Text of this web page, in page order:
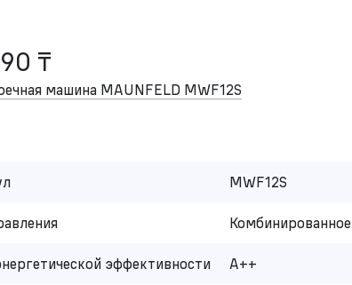
₸
машина MAUNFELD MWF12S
MWF12S
Комбинированное
эффективности A++